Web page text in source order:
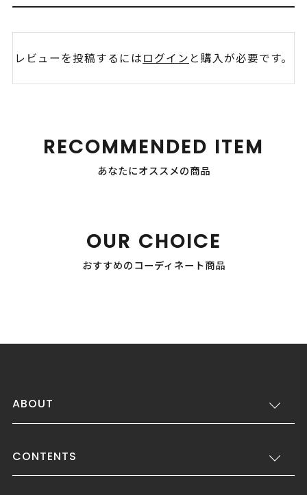
レビューを投稿するにはログイン と購入が必要です。
RECOMMENDED ITEM
あなたにオススメの商品
OUR CHOICE
おすすめのコーディネート商品
ABOUT
CONTENTS